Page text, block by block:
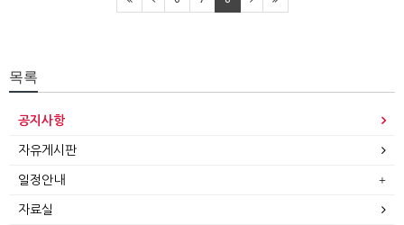
목록
공지사항
자유게시판
일정안내
자료실